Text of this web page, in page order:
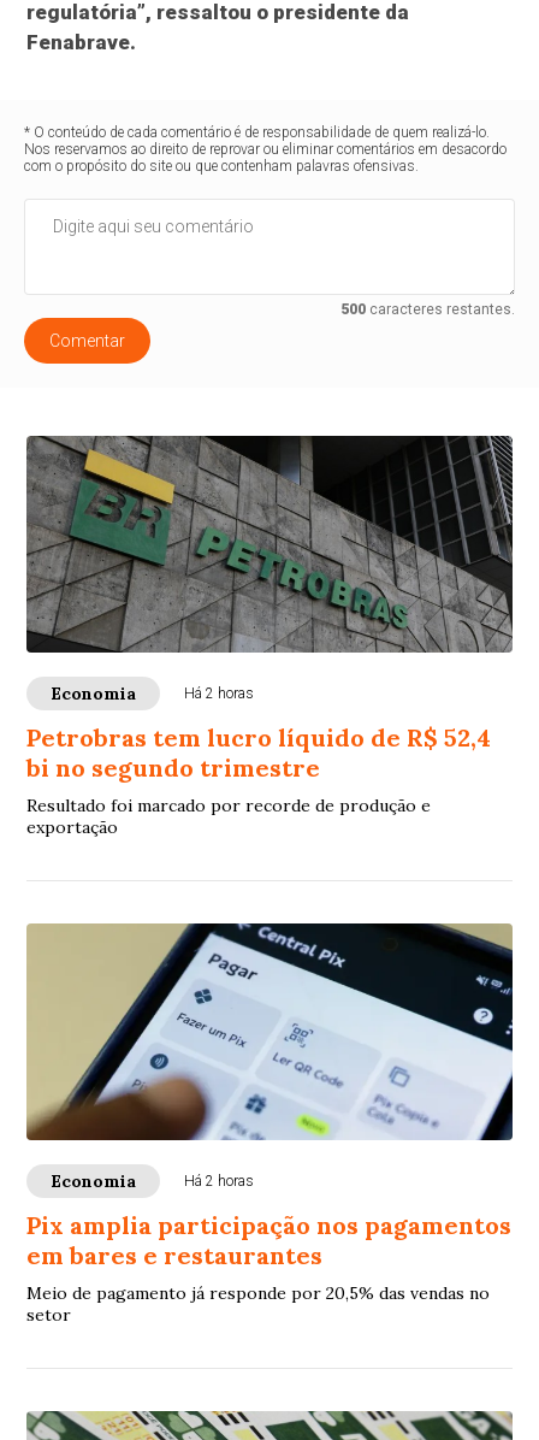
regulatória”, ressaltou o presidente da
Fenabrave.
* O conteúdo de cada comentário é de responsabilidade de quem realizá-lo.
Nos reservamos ao direito de reprovar ou eliminar comentários em desacordo
com o propósito do site ou que contenham palavras ofensivas.
500caracteres restantes.
Comentar
Economia Há 2 horas
Petrobras tem lucro líquido de R$ 52,4
bi no segundo trimestre
Resultado foi marcado por recorde de produção e
exportação
Economia Há 2 horas
Pix amplia participação nos pagamentos
em bares e restaurantes
Meio de pagamento já responde por 20,5% das vendas no
setor